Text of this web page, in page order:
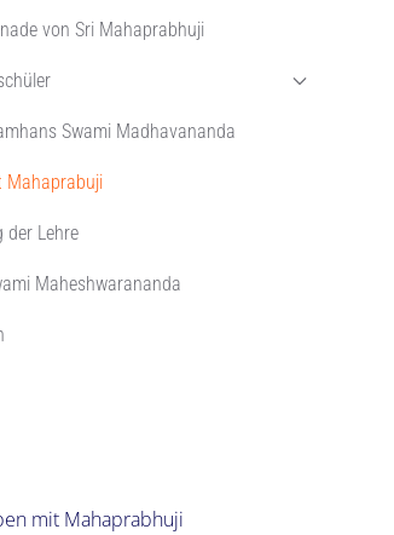
von Sri Mahaprabhuji
Swami Madhavananda
Mahaprabuji
der Lehre
Maheshwarananda
mit Mahaprabhuji